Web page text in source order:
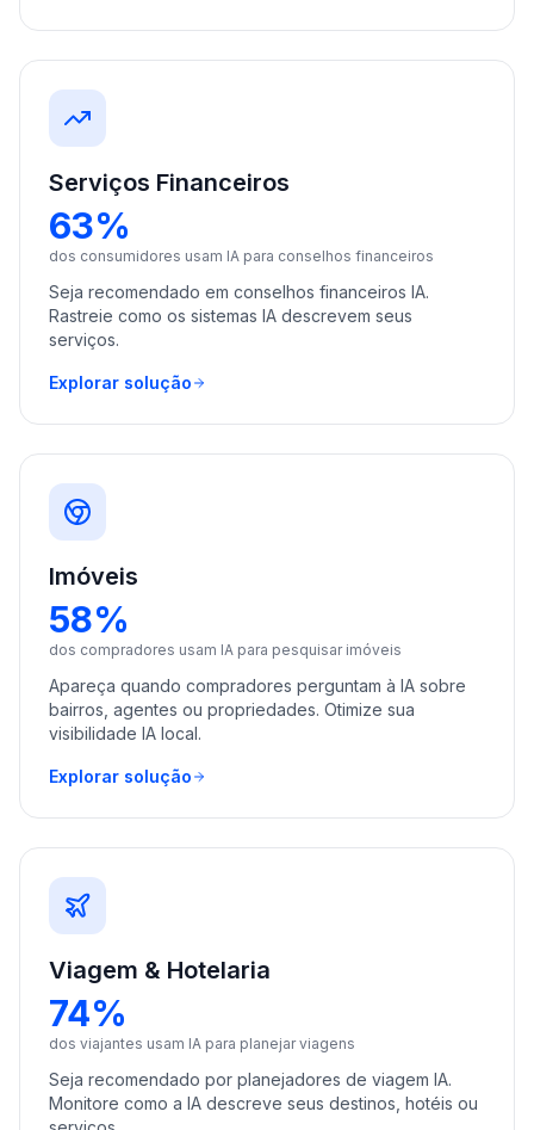
Serviços Financeiros
63%
dos consumidores usam IA para conselhos financeiros
Seja recomendado em conselhos financeiros IA.
Rastreie como os sistemas IA descrevem seus
serviços.
Explorar solução
Imóveis
58%
dos compradores usam IA para pesquisar imóveis
Apareça quando compradores perguntam à IA sobre
bairros, agentes ou propriedades. Otimize sua
visibilidade IA local.
Explorar solução
Viagem & Hotelaria
74%
dos viajantes usam IA para planejar viagens
Seja recomendado por planejadores de viagem IA.
Monitore como a IA descreve seus destinos, hotéis ou